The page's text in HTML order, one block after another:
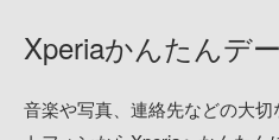
Xperiaかんたんデ
音楽や写真、連絡先などの大